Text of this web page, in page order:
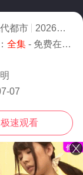
都市 2026
5.0
全集- 免费在线观看
07
极速观看